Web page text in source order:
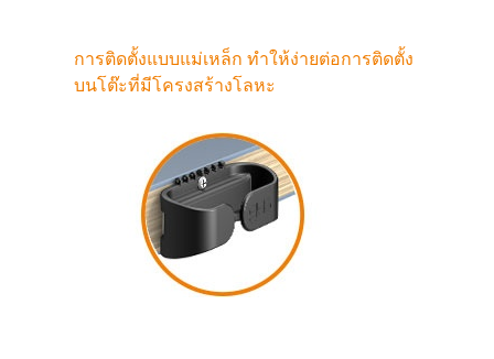
การติดตั้งแบบแม่เหล็ก ทำให้ง่ายต่อการติดตั้ง
บนโต๊ะที่มีโครงสร้างโลหะ